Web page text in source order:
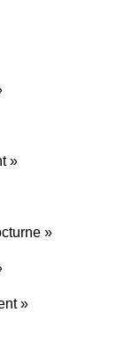
»
»
»